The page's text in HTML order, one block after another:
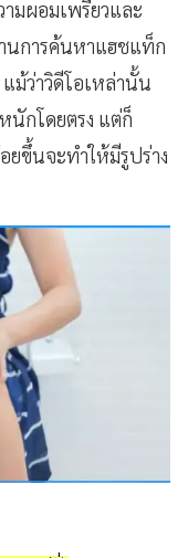
มผอมเพรียวและ
นการค้นหาแฮชแท็ก
ม้ว่าวิดีโอเหล่านั้น
นักโดยตรง แต่ก็
ยขึ้นจะทำให้มีรูปร่าง